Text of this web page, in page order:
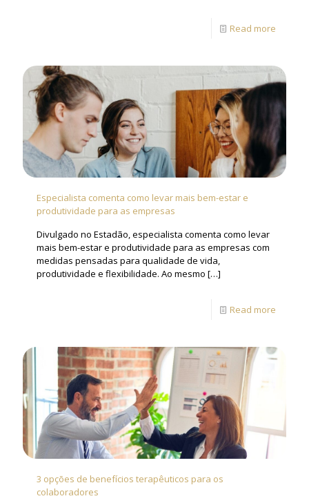
Read more
Especialista comenta como levar mais bem-estar e
produtividade para as empresas
Divulgado no Estadão, especialista comenta como levar
mais bem-estar e produtividade para as empresas com
medidas pensadas para qualidade de vida,
produtividade e flexibilidade. Ao mesmo […]
Read more
3 opções de benefícios terapêuticos para os
colaboradores